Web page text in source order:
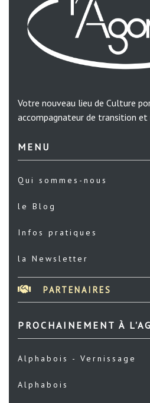
Votre nouveau lieu de Culture
accompagnateur de transition
MENU
Qui sommes-nous
le Blog
Infos pratiques
la Newsletter
PARTENAIRES
PROCHAINEMENT À
Alphabois - Vernissage
Alphabois